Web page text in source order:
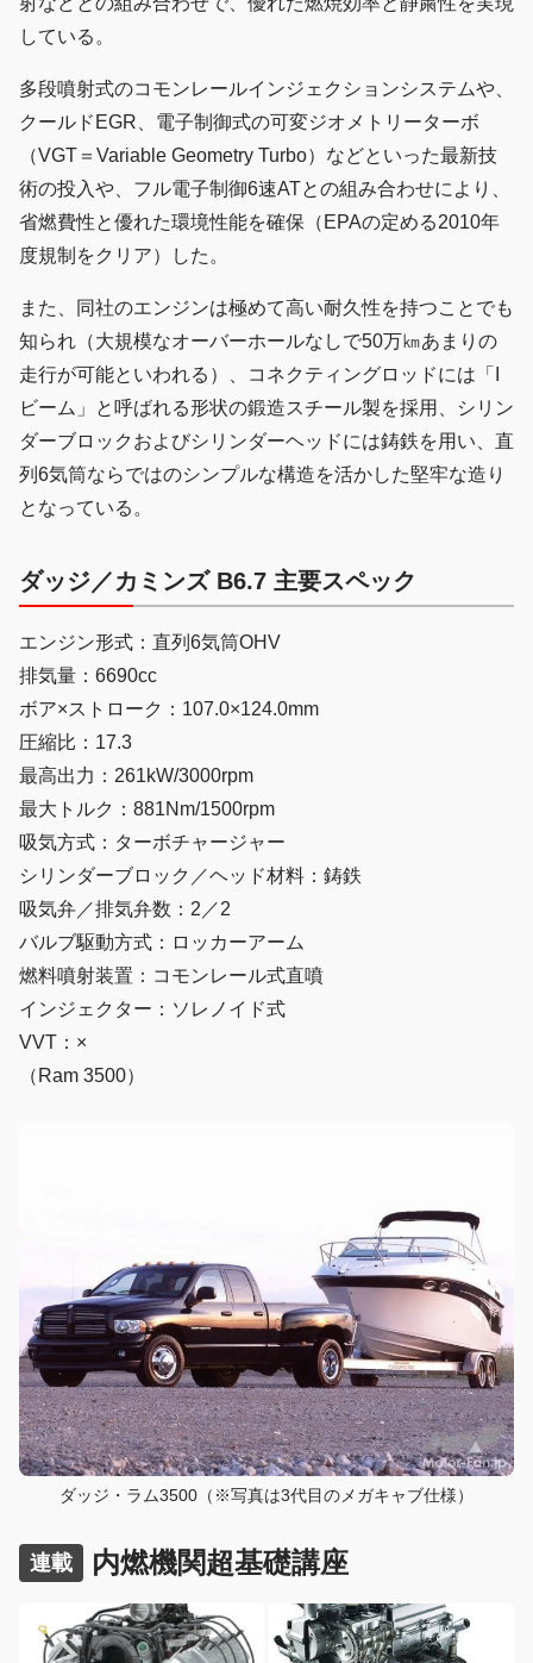
している。
多段噴射式のコモンレールインジェクションシステムや、
クールドEGR、電子制御式の可変ジオメトリーターボ
（VGT＝Variable Geometry Turbo）などといった最新技
術の投入や、フル電子制御6速ATとの組み合わせにより、
省燃費性と優れた環境性能を確保（EPAの定める2010年
度規制をクリア）した。
また、同社のエンジンは極めて高い耐久性を持つことでも
知られ（大規模なオーバーホールなしで50万㎞あまりの
走行が可能といわれる）、コネクティングロッドには「I
ビーム」と呼ばれる形状の鍛造スチール製を採用、シリン
ダーブロックおよびシリンダーヘッドには鋳鉄を用い、直
列6気筒ならではのシンプルな構造を活かした堅牢な造り
となっている。
ダッジ／カミンズ B6.7 主要スペック
エンジン形式：直列6気筒OHV
排気量：6690cc
ボア×ストローク：107.0×124.0mm
圧縮比：17.3
最高出力：261kW/3000rpm
最大トルク：881Nm/1500rpm
吸気方式：ターボチャージャー
シリンダーブロック／ヘッド材料：鋳鉄
吸気弁／排気弁数：2／2
バルブ駆動方式：ロッカーアーム
燃料噴射装置：コモンレール式直噴
インジェクター：ソレノイド式
VVT：×
（Ram 3500）
ダッジ・ラム3500（※写真は3代目のメガキャブ仕様）
連載 内燃機関超基礎講座